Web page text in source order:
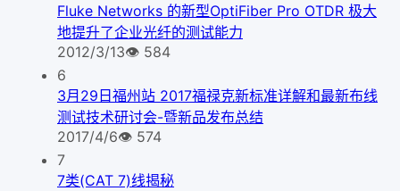
Fluke Networks 的新型OptiFiber Pro OTDR 极大
地提升了企业光纤的测试能力
2012/3/13👁 584
6
3月29日福州站 2017福禄克新标准详解和最新布线
测试技术研讨会-暨新品发布总结
2017/4/6👁 574
7
7类(CAT 7)线揭秘